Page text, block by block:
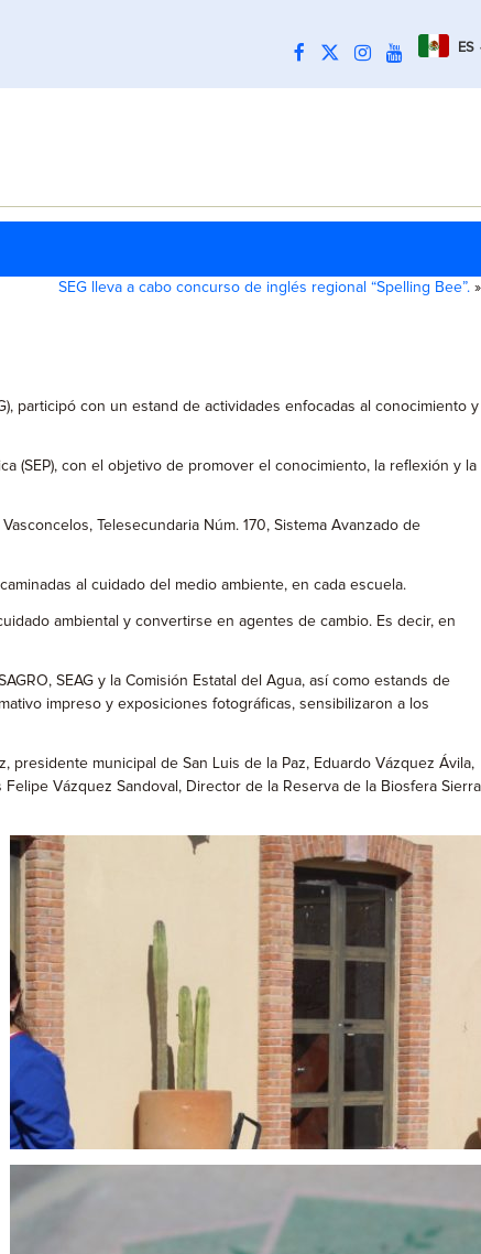
ES
SEG lleva a cabo concurso de inglés regional “Spelling Bee”. »
participó con un estand de actividades enfocadas al conocimiento y
(SEP), con el objetivo de promover el conocimiento, la reflexión y la
Telesecundaria Núm. 170, Sistema Avanzado de
al cuidado del medio ambiente, en cada escuela.
ambiental y convertirse en agentes de cambio. Es decir, en
SEAG y la Comisión Estatal del Agua, así como estands de
impreso y exposiciones fotográficas, sensibilizaron a los
municipal de San Luis de la Paz, Eduardo Vázquez Ávila,
Vázquez Sandoval, Director de la Reserva de la Biosfera Sierra